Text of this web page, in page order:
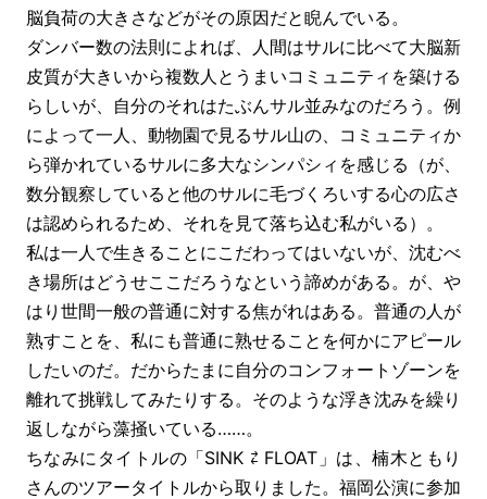
脳負荷の大きさなどがその原因だと睨んでいる。
ダンバー数の法則によれば、人間はサルに比べて大脳新
皮質が大きいから複数人とうまいコミュニティを築ける
らしいが、自分のそれはたぶんサル並みなのだろう。例
によって一人、動物園で見るサル山の、コミュニティか
ら弾かれているサルに多大なシンパシィを感じる（が、
数分観察していると他のサルに毛づくろいする心の広さ
は認められるため、それを見て落ち込む私がいる）。
私は一人で生きることにこだわってはいないが、沈むべ
き場所はどうせここだろうなという諦めがある。が、や
はり世間一般の普通に対する焦がれはある。普通の人が
熟すことを、私にも普通に熟せることを何かにアピール
したいのだ。だからたまに自分のコンフォートゾーンを
離れて挑戦してみたりする。そのような浮き沈みを繰り
返しながら藻掻いている……。
ちなみにタイトルの「SINK ⇄ FLOAT」は、楠木ともり
さんのツアータイトルから取りました。福岡公演に参加